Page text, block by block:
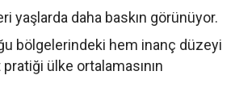
yaşlarda daha baskın görünüyor.
bölgelerindeki hem inanç düzeyi
ülke ortalamasının